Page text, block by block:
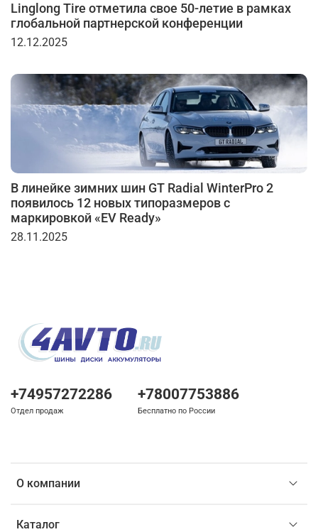
Linglong Tire отметила свое 50-летие в рамках
глобальной партнерской конференции
12.12.2025
В линейке зимних шин GT Radial WinterPro 2
появилось 12 новых типоразмеров с
маркировкой «EV Ready»
28.11.2025
О компании
Каталог
+74957272286
Отдел продаж
+78007753886
Бесплатно по России